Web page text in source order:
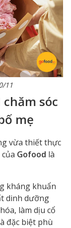
11
sóc
mẹ
vừa thiết thực
Gofood là
kháng khuẩn
dinh dưỡng
làm dịu cổ
đặc biệt phù